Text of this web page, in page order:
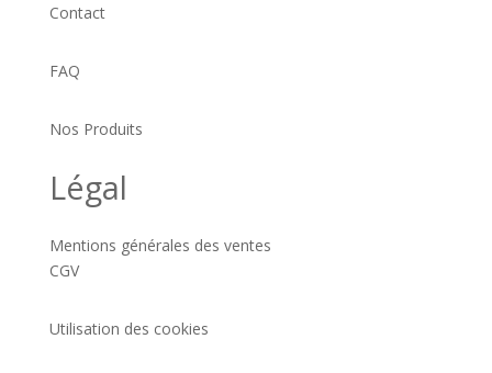
Contact
FAQ
Nos Produits
Légal
Mentions générales des ventes
CGV
Utilisation des cookies